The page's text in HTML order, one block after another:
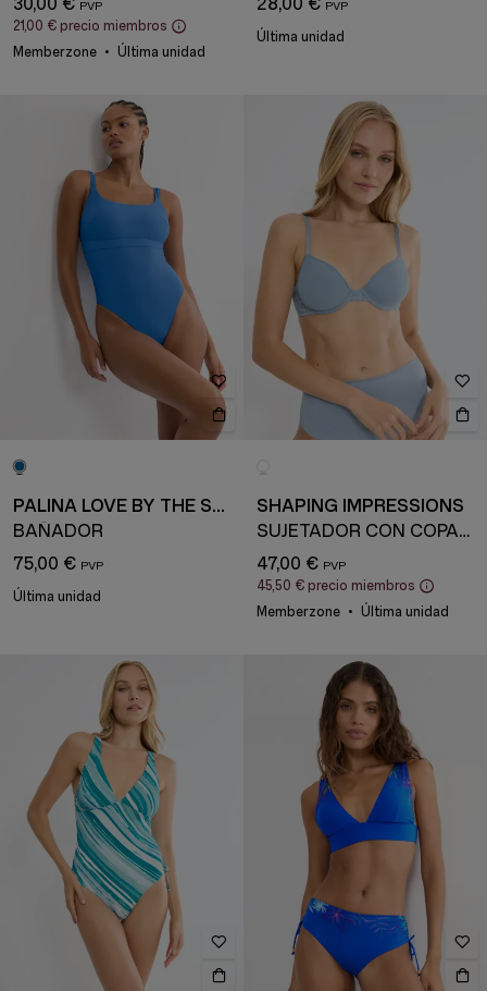
30,00 €
21,00 € precio miembros
Memberzone
Última unidad
28,00 €
Última unidad
PALINA LOVE BY THE SEA
BAÑADOR
75,00 €
Última unidad
SHAPING IMPRESSIONS
SUJETADOR CON COPAS Y AROS
47,00 €
45,50 € precio miembros
Memberzone
Última unidad